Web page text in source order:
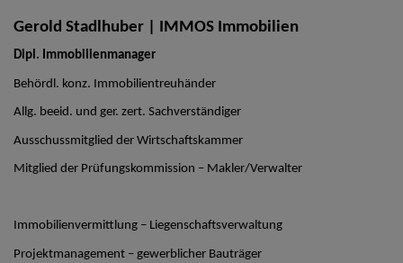
Gerold Stadlhuber | IMMOS Immobilien
Dipl. Immobilienmanager
Behördl. konz. Immobilientreuhänder
Allg. beeid. und ger. zert. Sachverständiger
Ausschussmitglied der Wirtschaftskammer
Mitglied der Prüfungskommission – Makler/Verwalter
Immobilienvermittlung – Liegenschaftsverwaltung
Projektmanagement – gewerblicher Bauträger